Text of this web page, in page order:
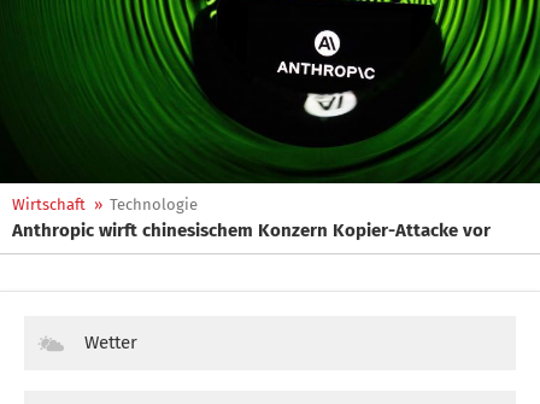
Wirtschaft » Technologie
Anthropic wirft chinesischem Konzern Kopier-Attacke vor
Wetter